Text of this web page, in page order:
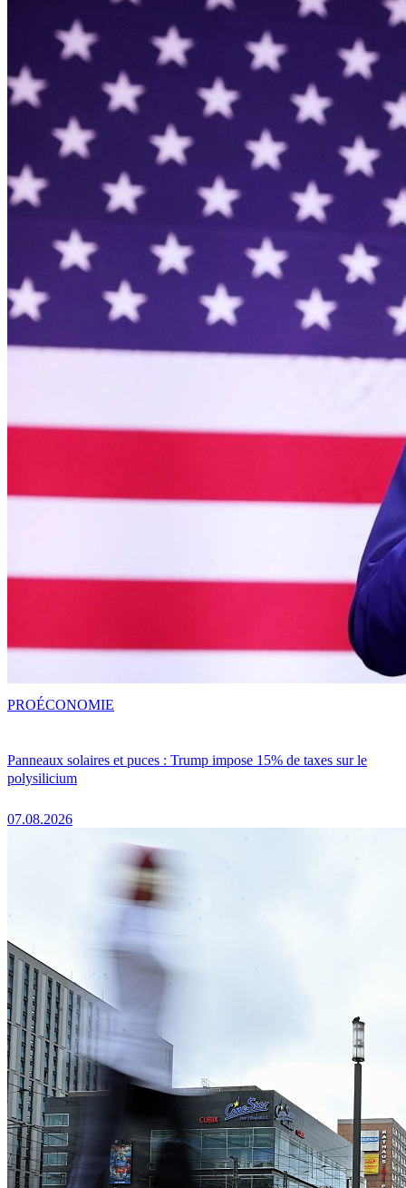
Panneaux solaires et puces : Trump impose 15% de taxes sur le
polysilicium
07.08.2026
PROÉCONOMIE